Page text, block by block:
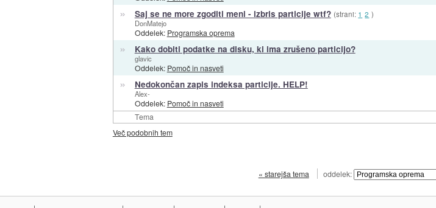
Tema
» Saj se ne more zgoditi meni - izbris particije wtf? (strani: 1 2 )
DonMatejo
Oddelek: Programska oprema
» Kako dobiti podatke na disku, ki ima zrušeno particijo?
glavic
Oddelek: Pomoč in nasveti
» Nedokončan zapis indeksa particije. HELP!
Alex-
Oddelek: Pomoč in nasveti
Več podobnih tem
« starejša tema oddelek: